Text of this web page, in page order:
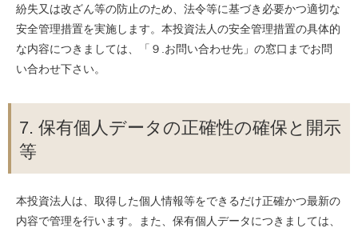
紛失又は改ざん等の防止のため、法令等に基づき必要かつ適切な
安全管理措置を実施します。本投資法人の安全管理措置の具体的
な内容につきましては、「９.お問い合わせ先」の窓口までお問
い合わせ下さい。
7. 保有個人データの正確性の確保と開示
等
本投資法人は、取得した個人情報等をできるだけ正確かつ最新の
内容で管理を行います。また、保有個人データにつきましては、